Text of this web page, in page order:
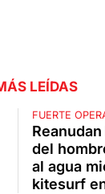
LEÍDAS
FUERTE
del
al agua
kitesurf